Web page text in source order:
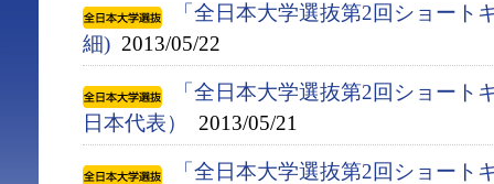
「全日本大学選抜第2回ショート
細) 2013/05/22
「全日本大学選抜第2回ショート
日本代表）
2013/05/21
「全日本大学選抜第2回ショート